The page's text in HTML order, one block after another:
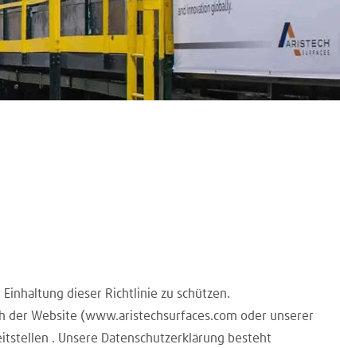
dieser Richtlinie zu schützen.
der Website (www.aristechsurfaces.com oder unserer
. Unsere Datenschutzerklärung besteht